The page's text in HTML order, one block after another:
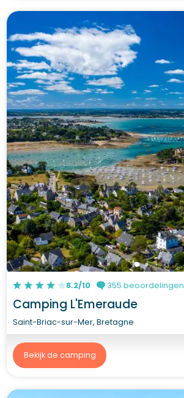
8.2/10 355 beoordelingen
Camping L'Emeraude
Saint-Briac-sur-Mer, Bretagne
Bekijk de camping